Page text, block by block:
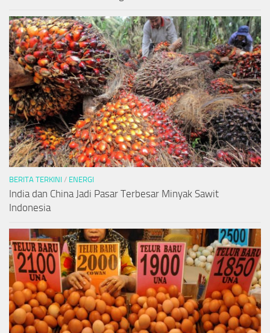
BERITA TERKINI / ENERGI
India dan China Jadi Pasar Terbesar Minyak Sawit
Indonesia